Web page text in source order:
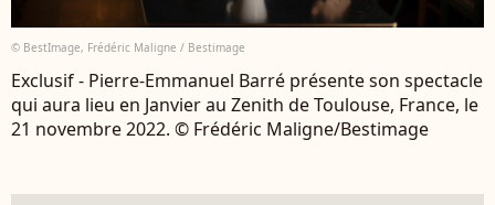
© BestImage, Frédéric Maligne / Bestimage
Exclusif - Pierre-Emmanuel Barré présente son spectacle
qui aura lieu en Janvier au Zenith de Toulouse, France, le
21 novembre 2022. © Frédéric Maligne/Bestimage